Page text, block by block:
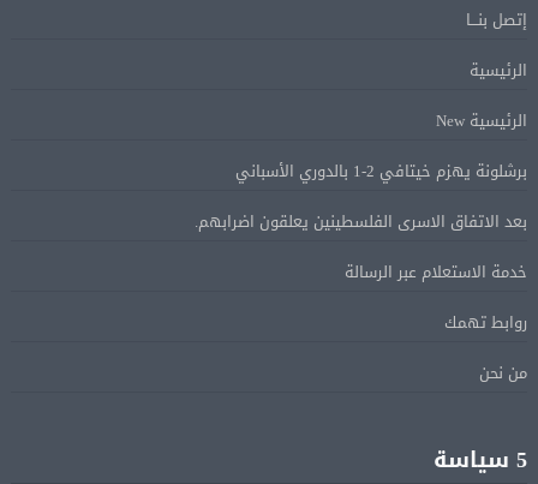
ماكرون: الاتحاد الأوروبى وشركاؤه سيواصلون زيادة الضغط
البيان الختامى لاجتماع عمّان الوزارى يدين الإجراءات
ترامب: مضيق هرمز سيفتح قريبًا أو ستواجه إيران ضربة
الرئيس السيسى يؤكد لرئيس وزراء اليونان تضامن مصر
فى زيارة لتعزيز أواصر الأخوة الراسخة بين البلدين
إتصل بنـــا
الرئيسية
الرئيسية New
برشلونة يهزم خيتافي 2-1 بالدوري الأسباني
بعد الاتفاق الاسرى الفلسطينين يعلقون اضرابهم.
خدمة الاستعلام عبر الرسالة
روابط تهمك
من نحن
5 سياسة